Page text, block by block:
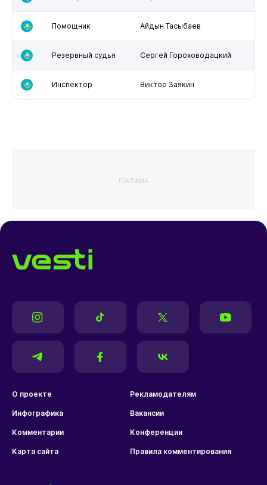
Помощник Айдын Тасыбаев
Резервный судья Сергей Гороховодацкий
Инспектор Виктор Заякин
РЕКЛАМА
О проекте Рекламодателям
Инфографика Вакансии
Комментарии Конференции
Карта сайта Правила комментирования